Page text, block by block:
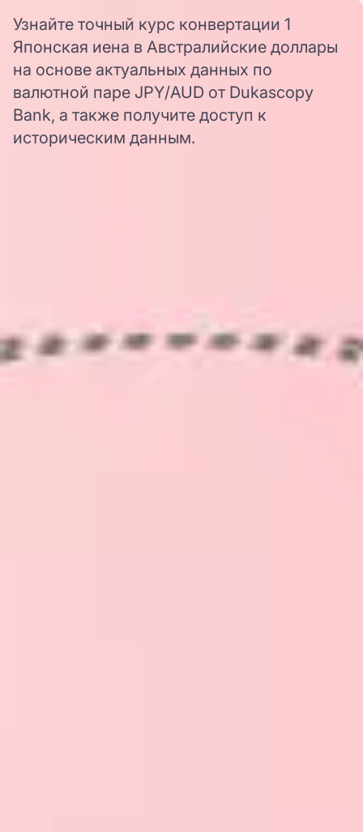
Узнайте точный курс конвертации 1
Японская иена в Австралийские доллары
на основе актуальных данных по
валютной паре JPY/AUD от Dukascopy
Bank, а также получите доступ к
историческим данным.